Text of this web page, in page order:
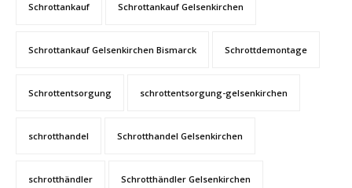
Schrottankauf Schrottankauf Gelsenkirchen
Schrottankauf Gelsenkirchen Bismarck Schrottdemontage
Schrottentsorgung schrottentsorgung-gelsenkirchen
schrotthandel Schrotthandel Gelsenkirchen
schrotthändler Schrotthändler Gelsenkirchen